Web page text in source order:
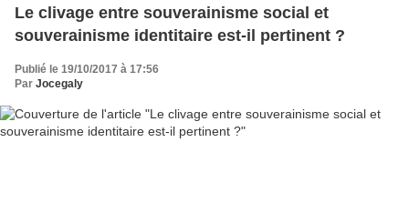
Le clivage entre souverainisme social et
souverainisme identitaire est-il pertinent ?
Publié le 19/10/2017 à 17:56
Par Jocegaly